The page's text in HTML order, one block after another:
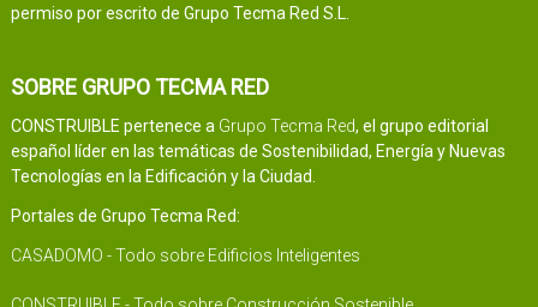
permiso por escrito de Grupo Tecma Red S.L.
SOBRE GRUPO TECMA RED
CONSTRUIBLE pertenece a Grupo Tecma Red, el grupo editorial
español líder en las temáticas de Sostenibilidad, Energía y Nuevas
Tecnologías en la Edificación y la Ciudad.
Portales de Grupo Tecma Red:
CASADOMO - Todo sobre Edificios Inteligentes